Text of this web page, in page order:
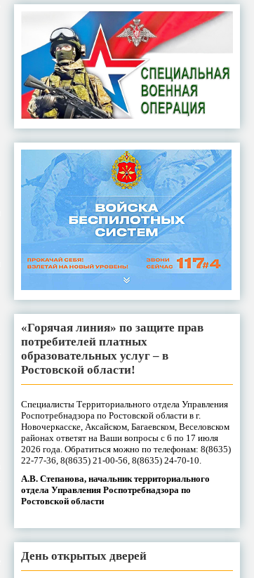
«Горячая линия» по защите прав
потребителей платных
образовательных услуг – в
Ростовской области!
Специалисты Территориального отдела Управления
Роспотребнадзора по Ростовской области в г.
Новочеркасске, Аксайском, Багаевском, Веселовском
районах ответят на Ваши вопросы с 6 по 17 июля
2026 года. Обратиться можно по телефонам: 8(8635)
22-77-36, 8(8635) 21-00-56, 8(8635) 24-70-10.
А.В. Степанова, начальник территориального
отдела Управления Роспотребнадзора по
Ростовской области
День открытых дверей